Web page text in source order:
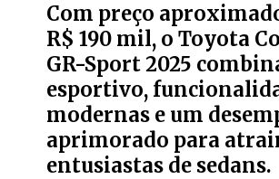
Com preço
R$ 190 mil, o Toyota
GR-Sport 2025
esportivo,
modernas e um
aprimorado para
entusiastas de sedans.